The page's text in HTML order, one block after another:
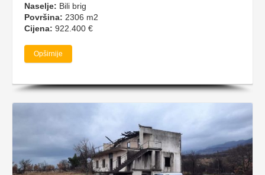
Naselje: Bili brig
Površina: 2306 m2
Cijena: 922.400 €
Opširnije